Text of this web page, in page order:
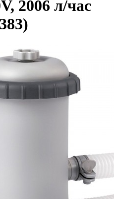
2006 л/час